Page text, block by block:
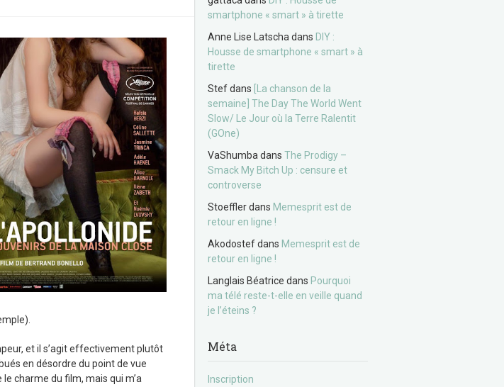
et il s’agit effectivement plutôt
en désordre du point de vue
charme du film, mais qui m’a
smartphone « smart » à tirette
Anne Lise Latscha dans DIY :
Housse de smartphone « smart » à
tirette
Stefdans
[La chanson de la
semaine] The Day The World Went
Slow/ Le Jour où la Terre Ralentit
(GOne)
VaShumba dansThe Prodigy –
Smack My Bitch Up : censure et
controverse
Stoefflerdans Memesprit est de
retour en ligne !
Akodostefdans Memesprit est de
retour en ligne !
Langlais Béatrice dans Pourquoi
ma télé reste-t-elle en veille quand
je l’éteins ?
Méta
Inscription